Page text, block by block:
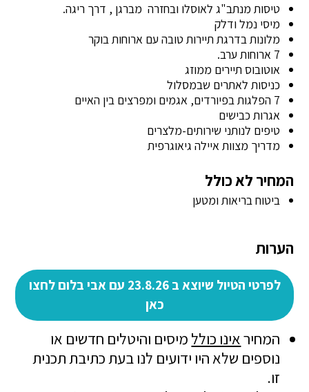
טיסות מנתב"ג לאוסלו ובחזרה מברגן , דרך ריגה.
מיסי נמל ודלק
מלונות בדרגת תיירות טובה עם ארוחות בוקר
7 ארוחות ערב.
אוטובוס תיירים ממוזג
כניסות לאתרים שבמסלול
7 הפלגות בפיורדים, אגמים ומפרצים בין האיים
אגרות כבישים
טיפים לנותני שירותים-מלצרים
מדריך מצוות איילה גיאוגרפית
המחיר לא כולל
ביטוח בריאות ומטען
הערות
לפרטי הטיול שיוצא ב 23.8.26 עם אבי בלום לחצו
כאן
המחיראינו כולל מיסים והיטלים חדשים או
נוספים שלא היו ידועים לנו בעת כתיבת תכנית
זו.